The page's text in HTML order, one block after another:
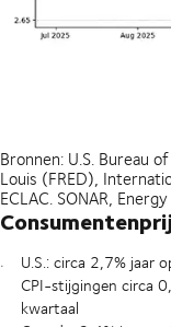
Bronnen: U.S. Bureau
Louis (FRED),
ECLAC. SONAR,
U.S.: circa 2,7% jaar
CPI-stijgingen circa
kwartaal